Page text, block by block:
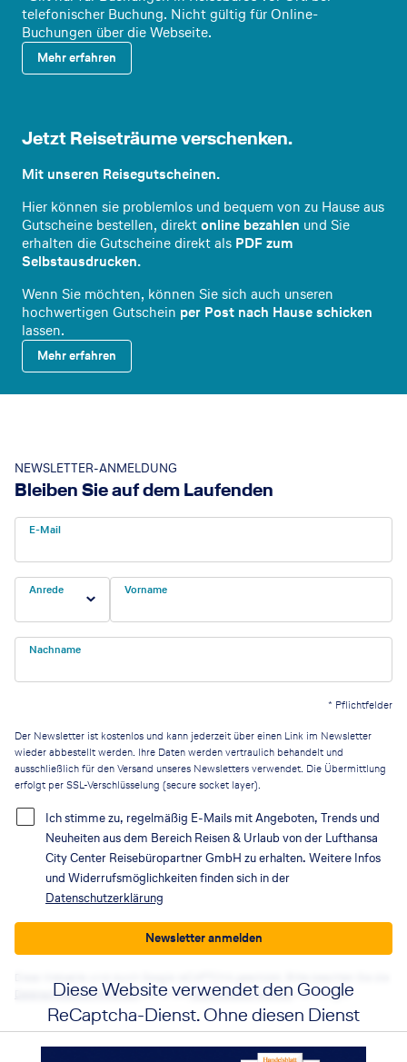
telefonischer Buchung. Nicht gültig für Online-
Buchungen über die Webseite.
Mehr erfahren
Reisegu
Jetzt Reiseträume verschenken.
Mit unseren Reisegutscheinen.
Hier können sie problemlos und bequem von zu Hause aus
Gutscheine bestellen, direktonline bezahlen und Sie
erhalten die Gutscheine direkt als PDF zum
Selbstausdrucken.
Wenn Sie möchten, können Sie sich auch unseren
hochwertigen Gutschein per Post nach Hause schicken
lassen.
Mehr erfahren
NEWSLETTER-ANMELDUNG
Bleiben Sie auf dem Laufenden
E-Mail
Anrede Vorname
Nachname
* Pflichtfelder
Der Newsletter ist kostenlos und kann jederzeit über einen Link im Newsletter
wieder abbestellt werden. Ihre Daten werden vertraulich behandelt und
ausschließlich für den Versand unseres Newsletters verwendet. Die Übermittlung
erfolgt per SSL-Verschlüsselung (secure socket layer).
Ich stimme zu, regelmäßig E-Mails mit Angeboten, Trends und
Neuheiten aus dem Bereich Reisen & Urlaub von der Lufthansa
City Center Reisebüropartner GmbH zu erhalten. Weitere Infos
und Widerrufsmöglichkeiten finden sich in der
Datenschutzerklärung
Newsletter anmelden
Diese Website verwendet den Google
ReCaptcha-Dienst. Ohne diesen Dienst
funktionieren die Formulare nicht. Wenn
Datenschutzbestimmungensowie dieNutzungsbedingungen von Google.